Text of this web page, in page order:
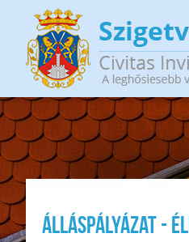
Ugrás a tartalomra